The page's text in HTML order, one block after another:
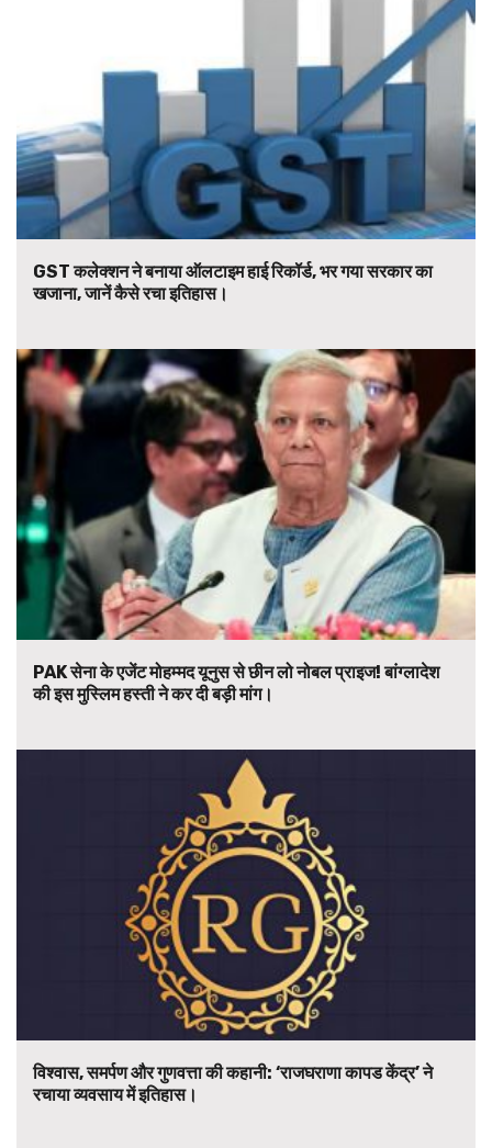
GST कलेक्शन ने बनाया ऑलटाइम हाई रिकॉर्ड, भर गया सरकार का
खजाना, जानें कैसे रचा इतिहास।
PAK सेना के एजेंट मोहम्मद यूनुस से छीन लो नोबल प्राइज! बांग्लादेश
की इस मुस्लिम हस्ती ने कर दी बड़ी मांग।
विश्वास, समर्पण और गुणवत्ता की कहानी: ‘राजघराणा कापड केंद्र’ ने
रचाया व्यवसाय में इतिहास।